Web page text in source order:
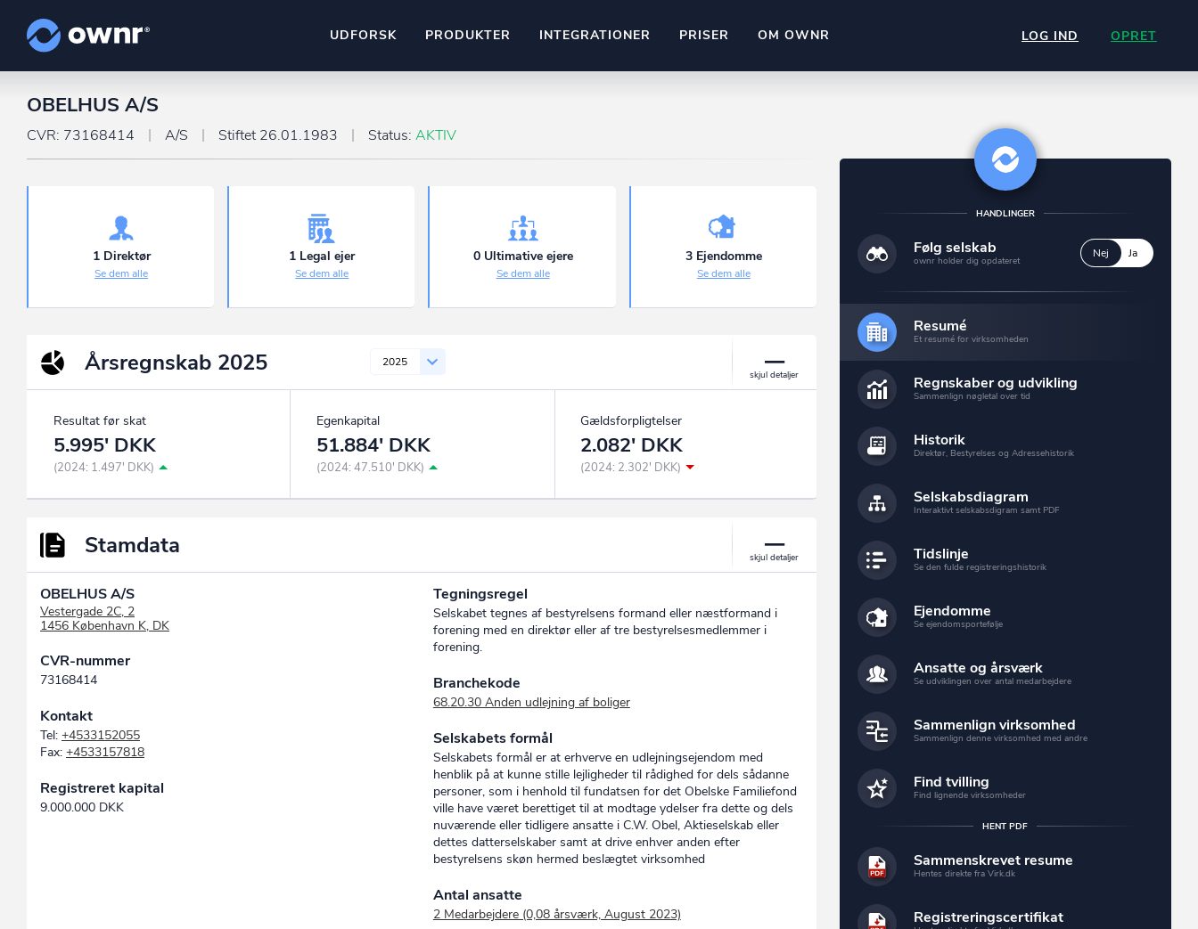
UDFORSK PRODUKTER
Hold dig opdateret og compliant
ownr Pipeline
Sæt strøm til dit nysalg
Identificer salgsklare kundeemner
INTEGRATIONER
Kun fantasien sætter grænsen
Ownr ajour goes supersonic
PRISER OM OWNR LOG IND OPRET
OBELHUS A/S
CVR: 73168414 A/S Stiftet 26.01.1983 Status: AKTIV
1 Direktør
Se dem alle
1 Legal ejer
Se dem alle
0 Ultimative ejere
Se dem alle
3 Ejendomme
Se dem alle
Årsregnskab 2025 2025
Resultat før skat
5.995' DKK
(2024: 1.497' DKK)
Egenkapital
51.884' DKK
(2024: 47.510' DKK)
Gældsforpligtelser
2.082' DKK
(2024: 2.302' DKK)
Stamdata
OBELHUS A/S
Vestergade 2C, 2
1456 København K, DK
CVR-nummer
73168414
Kontakt
Tel: +4533152055
Fax: +4533157818
Registreret kapital
9.000.000 DKK
Tegningsregel
Selskabet tegnes af bestyrelsens formand eller næstformand i
forening med en direktør eller af tre bestyrelsesmedlemmer i
forening.
Branchekode
68.20.30 Anden udlejning af boliger
Selskabets formål
Selskabets formål er at erhverve en udlejningsejendom med
henblik på at kunne stille lejligheder til rådighed for dels sådanne
personer, som i henhold til fundatsen for det Obelske Familiefond
ville have været berettiget til at modtage ydelser fra dette og dels
nuværende eller tidligere ansatte i C.W. Obel, Aktieselskab eller
dettes datterselskaber samt at drive enhver anden efter
bestyrelsens skøn hermed beslægtet virksomhed
Antal ansatte
2 Medarbejdere (0,08 årsværk, August 2023)
HANDLINGER
Følg selskab
ownr holder dig opdateret
Nej Ja
Resumé
Et resumé for virksomheden
Regnskaber og udvikling
Sammenlign nøgletal over tid
Historik
Direktør, Bestyrelses og Adressehistorik
Selskabsdiagram
Interaktivt selskabsdigram samt PDF
Tidslinje
Se den fulde registreringshistorik
Ejendomme
Se ejendomsportefølje
Ansatte og årsværk
Se udviklingen over antal medarbejdere
Sammenlign virksomhed
Sammenlign denne virksomhed med andre
Find tvilling
Find lignende virksomheder
HENT PDF
Sammenskrevet resume
Hentes direkte fra Virk.dk
Registreringscertifikat